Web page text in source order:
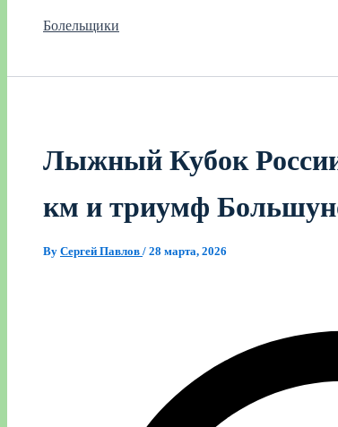
Болельщики
Лыжный Кубок
км и триумф
By Сергей Павлов / 28 марта, 2026